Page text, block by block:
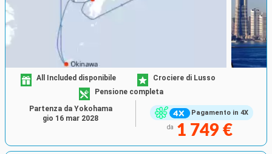
Pagamento in 4X
All Included disponibile
Crociere di Lusso
Pensione completa
da 1 749 €
Partenza da Yokohama
gio 16 mar 2028